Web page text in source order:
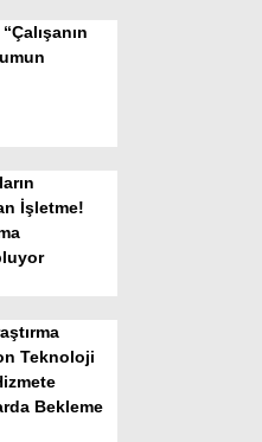
İşletme!
Teknoloji
Bekleme